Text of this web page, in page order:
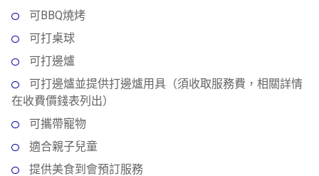
系
聚
會
及
拍
拖
餐
廳
可BBQ燒烤
可打桌球
可打邊爐
可打邊爐並提供打邊爐用具（須收取服務費，相關詳情
在收費價錢表列出）
可攜帶寵物
適合親子兒童
提供美食到會預訂服務